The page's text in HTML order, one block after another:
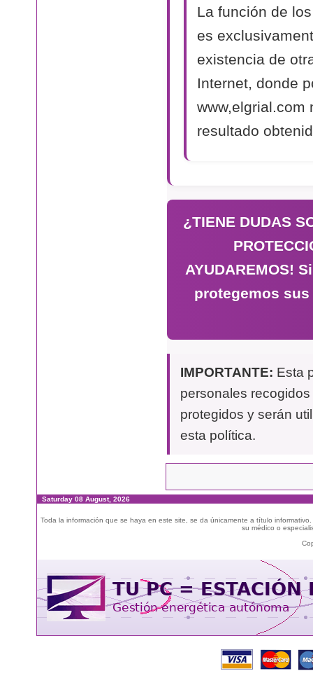
La función de
es
existencia de
Internet, donde
www,elgrial.com
resultado
¿TIENE DUDAS
AYUDAREMOS!
protegemos
IMPORTANTE: Esta
personales
protegidos y serán
esta política.
Saturday 08 August, 2026
Toda la información que se haya en este site, se da únicamente a título
su médico o